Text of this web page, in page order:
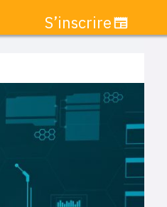
S’inscrire